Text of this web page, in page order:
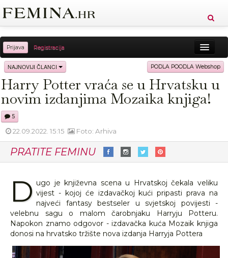
Prijava Registracija
Sreća Zdravlje Vitkost
Moda Ljubav Relax Putovanja Recepti
Proizvodi
NAJNOVIJI ČLANCI PODLA POODLA Webshop
Harry Potter vraća se u Hrvatsku u
novim izdanjima Mozaika knjiga!
5
22.09.2022. 15:15 Foto: Arhiva
PRATITE FEMINU
D ugo je književna scena u Hrvatskoj čekala veliku
vijest - kojoj će izdavačkoj kući pripasti prava na
najveći fantasy bestseler u svjetskoj povijesti -
velebnu sagu o malom čarobnjaku Harryju Potteru.
Napokon znamo odgovor - izdavačka kuća Mozaik knjiga
donosi na hrvatsko tržište nova izdanja Harryja Pottera